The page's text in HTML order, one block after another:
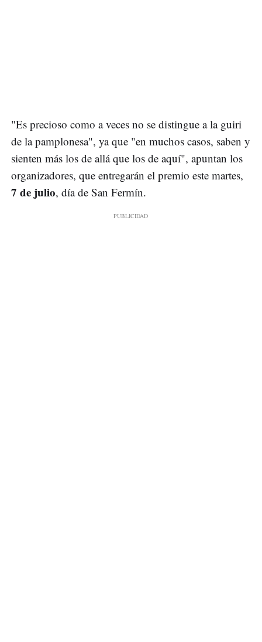
"Es precioso como a veces no se distingue a la guiri
de la pamplonesa", ya que "en muchos casos, saben y
sienten más los de allá que los de aquí", apuntan los
organizadores, que entregarán el premio este martes,
7 de julio, día de San Fermín.